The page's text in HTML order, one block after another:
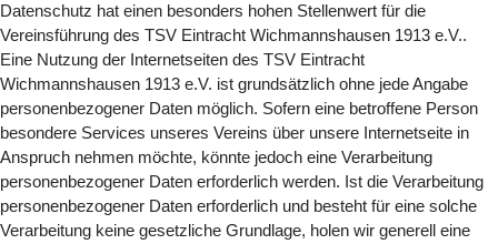
Datenschutz hat einen besonders hohen Stellenwert für die
Vereinsführung des TSV Eintracht Wichmannshausen 1913 e.V..
Eine Nutzung der Internetseiten des TSV Eintracht
Wichmannshausen 1913 e.V. ist grundsätzlich ohne jede Angabe
personenbezogener Daten möglich. Sofern eine betroffene Person
besondere Services unseres Vereins über unsere Internetseite in
Anspruch nehmen möchte, könnte jedoch eine Verarbeitung
personenbezogener Daten erforderlich werden. Ist die Verarbeitung
personenbezogener Daten erforderlich und besteht für eine solche
Verarbeitung keine gesetzliche Grundlage, holen wir generell eine